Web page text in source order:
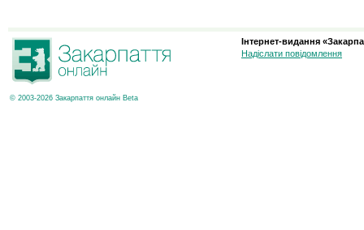
© 2003-2026 Закарпаття онлайн Beta
Інтернет-видання
Надіслати повідомлення